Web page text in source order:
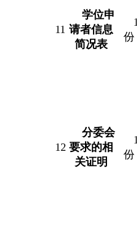
11
学位申
请者信息
简况表
1
份
12
分委会
要求的相
关证明
1
份